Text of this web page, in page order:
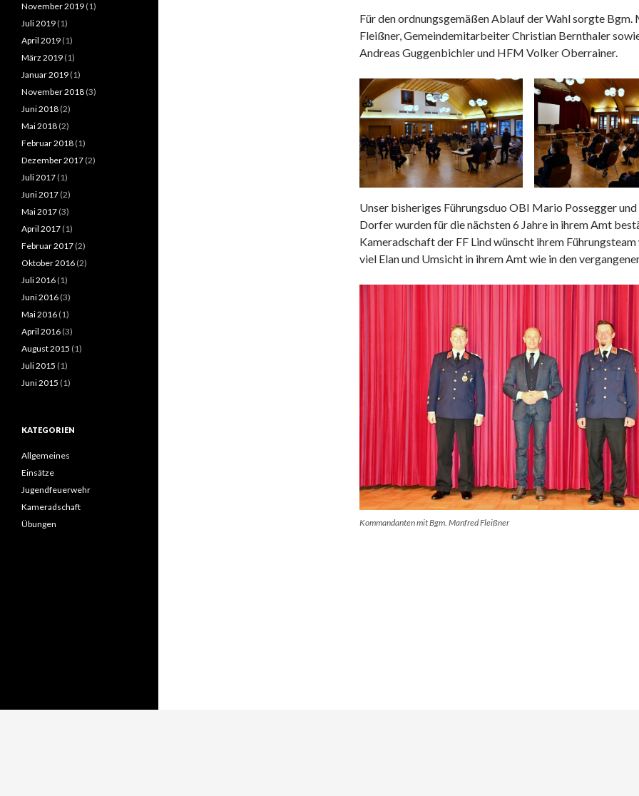
Für den ordnungsgemäßen Ablauf der Wahl sorgte Bgm.
Fleißner, Gemeindemitarbeiter Christian Bernthaler
Andreas Guggenbichler und HFM Volker Oberrainer.
Unser bisheriges Führungsduo OBI Mario Possegger
Dorfer wurden für die nächsten 6 Jahre in ihrem Amt
Kameradschaft der FF Lind wünscht ihrem
viel Elan und Umsicht in ihrem Amt wie in den
Kommandanten mit Bgm. Manfred Fleißner
November 2019 (1)
Juli 2019 (1)
April 2019 (1)
März 2019 (1)
Januar 2019 (1)
November 2018 (3)
Juni 2018 (2)
Mai 2018 (2)
Februar 2018 (1)
Dezember 2017 (2)
Juli 2017 (1)
Juni 2017 (2)
Mai 2017 (3)
April 2017 (1)
Februar 2017 (2)
Oktober 2016 (2)
Juli 2016 (1)
Juni 2016 (3)
Mai 2016 (1)
April 2016 (3)
August 2015 (1)
Juli 2015 (1)
Juni 2015 (1)
KATEGORIEN
Allgemeines
Einsätze
Jugendfeuerwehr
Kameradschaft
Übungen